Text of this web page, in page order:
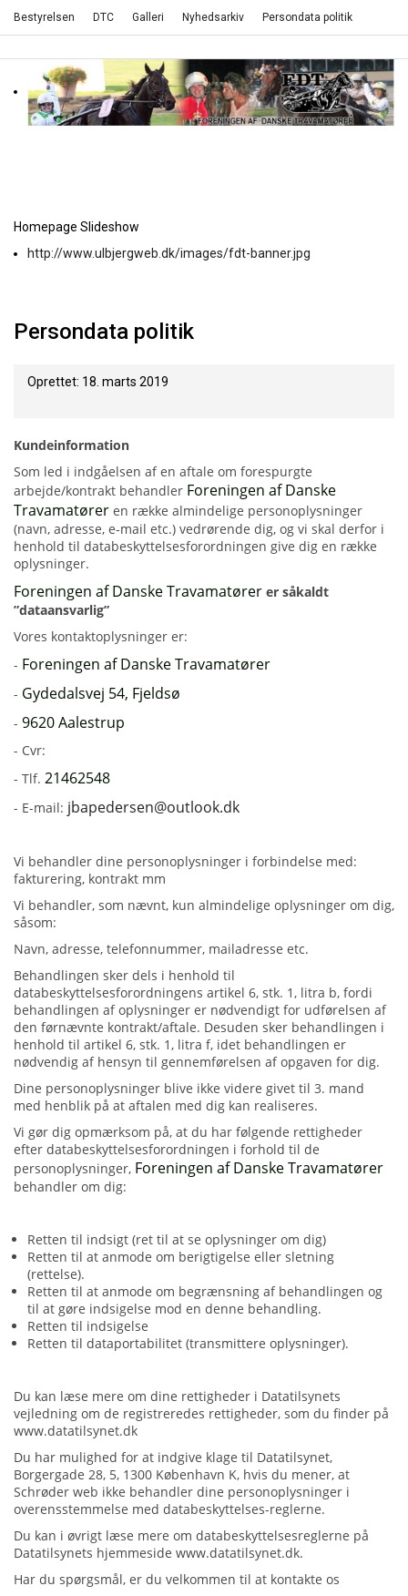
Bestyrelsen DTC Galleri Nyhedsarkiv Persondata politik
Homepage Slideshow
http://www.ulbjergweb.dk/images/fdt-banner.jpg
Persondata politik
Oprettet: 18. marts 2019
Kundeinformation
Som led i indgåelsen af en aftale om forespurgte
arbejde/kontrakt behandler Foreningen af Danske
Travamatører en række almindelige personoplysninger
(navn, adresse, e-mail etc.) vedrørende dig, og vi skal derfor i
henhold til databeskyttelsesforordningen give dig en række
oplysninger.
Foreningen af Danske Travamatører er såkaldt
”dataansvarlig”
Vores kontaktoplysninger er:
- Foreningen af Danske Travamatører
- Gydedalsvej 54, Fjeldsø
- 9620 Aalestrup
- Cvr:
- Tlf. 21462548
- E-mail: jbapedersen@outlook.dk
Vi behandler dine personoplysninger i forbindelse med:
fakturering, kontrakt mm
Vi behandler, som nævnt, kun almindelige oplysninger om dig,
såsom:
Navn, adresse, telefonnummer, mailadresse etc.
Behandlingen sker dels i henhold til
databeskyttelsesforordningens artikel 6, stk. 1, litra b, fordi
behandlingen af oplysninger er nødvendigt for udførelsen af
den førnævnte kontrakt/aftale. Desuden sker behandlingen i
henhold til artikel 6, stk. 1, litra f, idet behandlingen er
nødvendig af hensyn til gennemførelsen af opgaven for dig.
Dine personoplysninger blive ikke videre givet til 3. mand
med henblik på at aftalen med dig kan realiseres.
Vi gør dig opmærksom på, at du har følgende rettigheder
efter databeskyttelsesforordningen i forhold til de
personoplysninger, Foreningen af Danske Travamatører
behandler om dig:
Retten til indsigt (ret til at se oplysninger om dig)
Retten til at anmode om berigtigelse eller sletning
(rettelse).
Retten til at anmode om begrænsning af behandlingen og
til at gøre indsigelse mod en denne behandling.
Retten til indsigelse
Retten til dataportabilitet (transmittere oplysninger).
Du kan læse mere om dine rettigheder i Datatilsynets
vejledning om de registreredes rettigheder, som du finder på
www.datatilsynet.dk
Du har mulighed for at indgive klage til Datatilsynet,
Borgergade 28, 5, 1300 København K, hvis du mener, at
Schrøder web ikke behandler dine personoplysninger i
overensstemmelse med databeskyttelses-reglerne.
Du kan i øvrigt læse mere om databeskyttelsesreglerne på
Datatilsynets hjemmeside www.datatilsynet.dk.
Har du spørgsmål, er du velkommen til at kontakte os